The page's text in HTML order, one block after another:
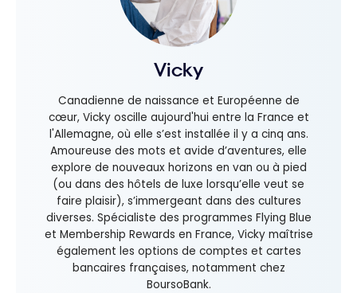
Vicky
Canadienne de naissance et Européenne de
cœur, Vicky oscille aujourd'hui entre la France et
l'Allemagne, où elle s’est installée il y a cinq ans.
Amoureuse des mots et avide d’aventures, elle
explore de nouveaux horizons en van ou à pied
(ou dans des hôtels de luxe lorsqu’elle veut se
faire plaisir), s’immergeant dans des cultures
diverses. Spécialiste des programmes Flying Blue
et Membership Rewards en France, Vicky maîtrise
également les options de comptes et cartes
bancaires françaises, notamment chez
BoursoBank.